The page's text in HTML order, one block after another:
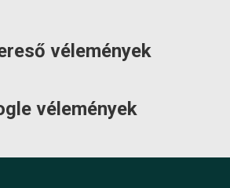
vélemények
vélemények